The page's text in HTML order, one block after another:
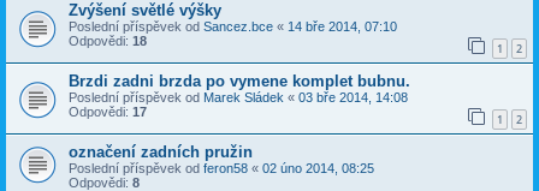
Zvýšení světlé výšky
Poslední příspěvek od Sancez.bce « 14 bře 2014, 07:10
Odpovědi: 18 1 2
Brzdi zadni brzda po vymene komplet bubnu.
Poslední příspěvek od Marek Sládek « 03 bře 2014, 14:08
Odpovědi: 17 1 2
označení zadních pružin
Poslední příspěvek od feron58 « 02 úno 2014, 08:25
Odpovědi: 8